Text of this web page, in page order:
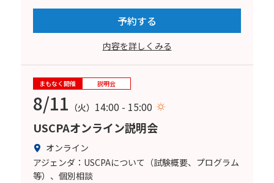
予約する
内容を詳しくみる
まもなく開催 説明会
8/11 （火） 14:00 - 15:00
USCPAオンライン説明会
オンライン
アジェンダ：USCPAについて（試験概要、プログラム
等）、個別相談